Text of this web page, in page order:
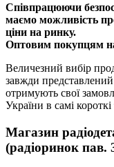
Співпрацюючи
маємо можливість
ціни на ринку.
Оптовим покупцям
Величезний вибір
завжди
отримують свої
України в самі
Магазин
(радіоринок пав.